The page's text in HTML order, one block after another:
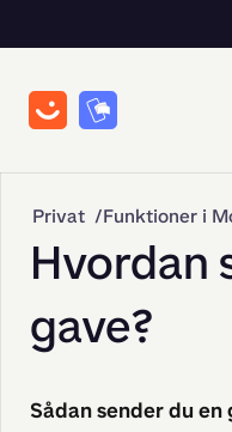
Privat
Hvordan
gave?
Sådan sender du en